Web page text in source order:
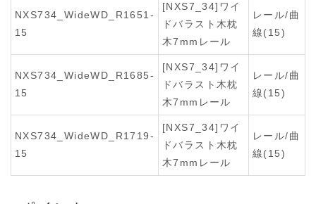
NXS734_WideWD_R1651-
15
[NXS7_34]ワイ
ドバラスト木枕
木7mmレール
レール/曲
線(15)
NXS734_WideWD_R1685-
15
[NXS7_34]ワイ
ドバラスト木枕
木7mmレール
レール/曲
線(15)
NXS734_WideWD_R1719-
15
[NXS7_34]ワイ
ドバラスト木枕
木7mmレール
レール/曲
線(15)